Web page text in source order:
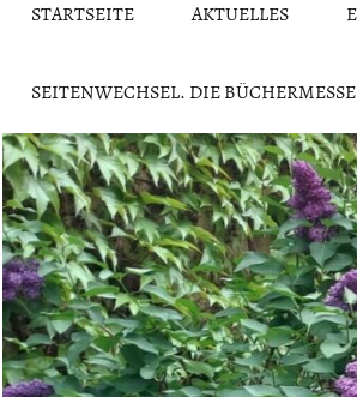
STARTSEITE AKTUELLES
SEITENWECHSEL. DIE